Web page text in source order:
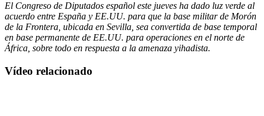
El Congreso de Diputados español este jueves ha dado luz verde al
acuerdo entre España y EE.UU. para que la base militar de Morón
de la Frontera, ubicada en Sevilla, sea convertida de base temporal
en base permanente de EE.UU. para operaciones en el norte de
África, sobre todo en respuesta a la amenaza yihadista.
Vídeo relacionado